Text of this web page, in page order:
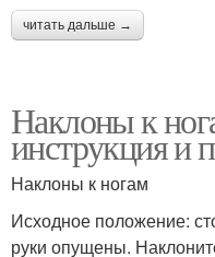
читать дальше →
Наклоны к
инструкция и
Наклоны к ногам
Исходное положение:
руки опущены.